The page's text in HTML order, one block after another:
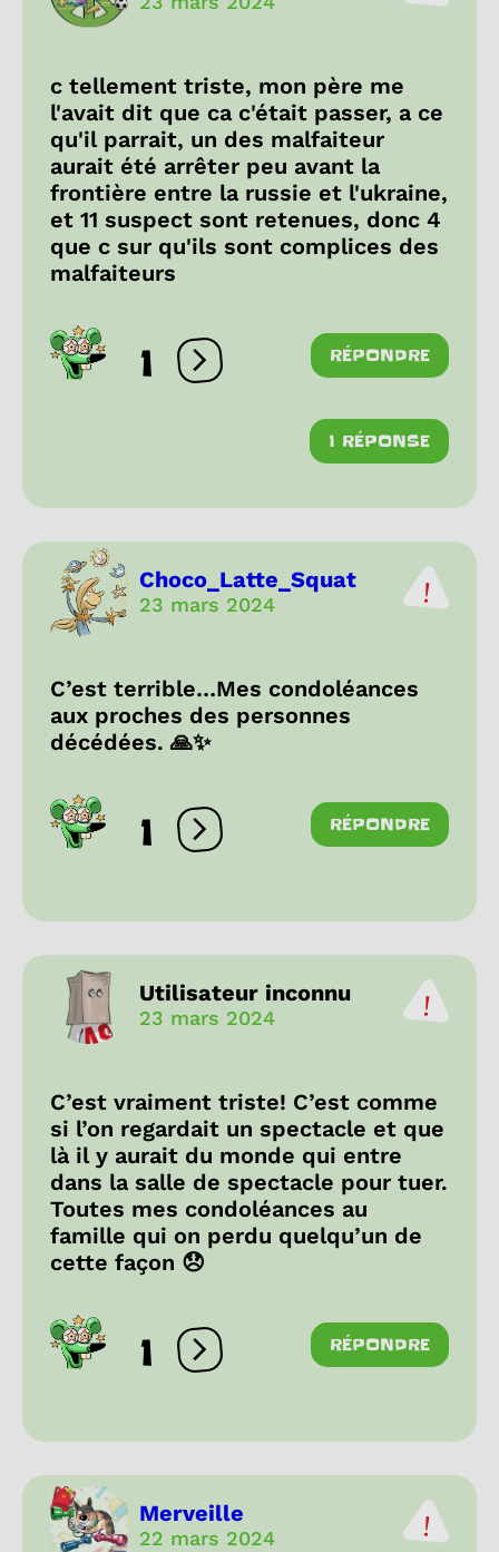
c tellement triste, mon père me
l'avait dit que ca c'était passer, a ce
qu'il parrait, un des malfaiteur
aurait été arrêter peu avant la
frontière entre la russie et l'ukraine,
et 11 suspect sont retenues, donc 4
que c sur qu'ils sont complices des
malfaiteurs
1 Ouvrir les réactions
RÉPONDRE
1 RÉPONSE
Choco_Latte_Squat
23 mars 2024
C’est terrible…Mes condoléances
aux proches des personnes
décédées. 🙏✨
1 Ouvrir les réactions
RÉPONDRE
Utilisateur inconnu
23 mars 2024
C’est vraiment triste! C’est comme
si l’on regardait un spectacle et que
là il y aurait du monde qui entre
dans la salle de spectacle pour tuer.
Toutes mes condoléances au
famille qui on perdu quelqu’un de
cette façon 😞
1 Ouvrir les réactions
RÉPONDRE
Merveille
22 mars 2024